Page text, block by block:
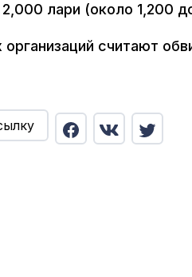
лари (около 1,200
считают